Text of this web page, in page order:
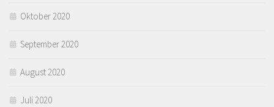
Oktober 2020
September 2020
August 2020
Juli 2020